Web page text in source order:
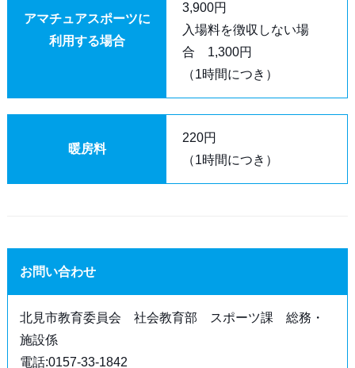
アマチュアスポーツに
利用する場合
3,900円
入場料を徴収しない場
合 1,300円
（1時間につき）
暖房料
220円
（1時間につき）
お問い合わせ
北見市教育委員会 社会教育部 スポーツ課 総務・
施設係
電話:0157-33-1842